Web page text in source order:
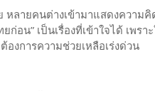
ลายคนต่างเข้ามาแสดงความ
อน” เป็นเรื่องที่เข้าใจได้ เพร
งการความช่วยเหลือเร่งด่วน